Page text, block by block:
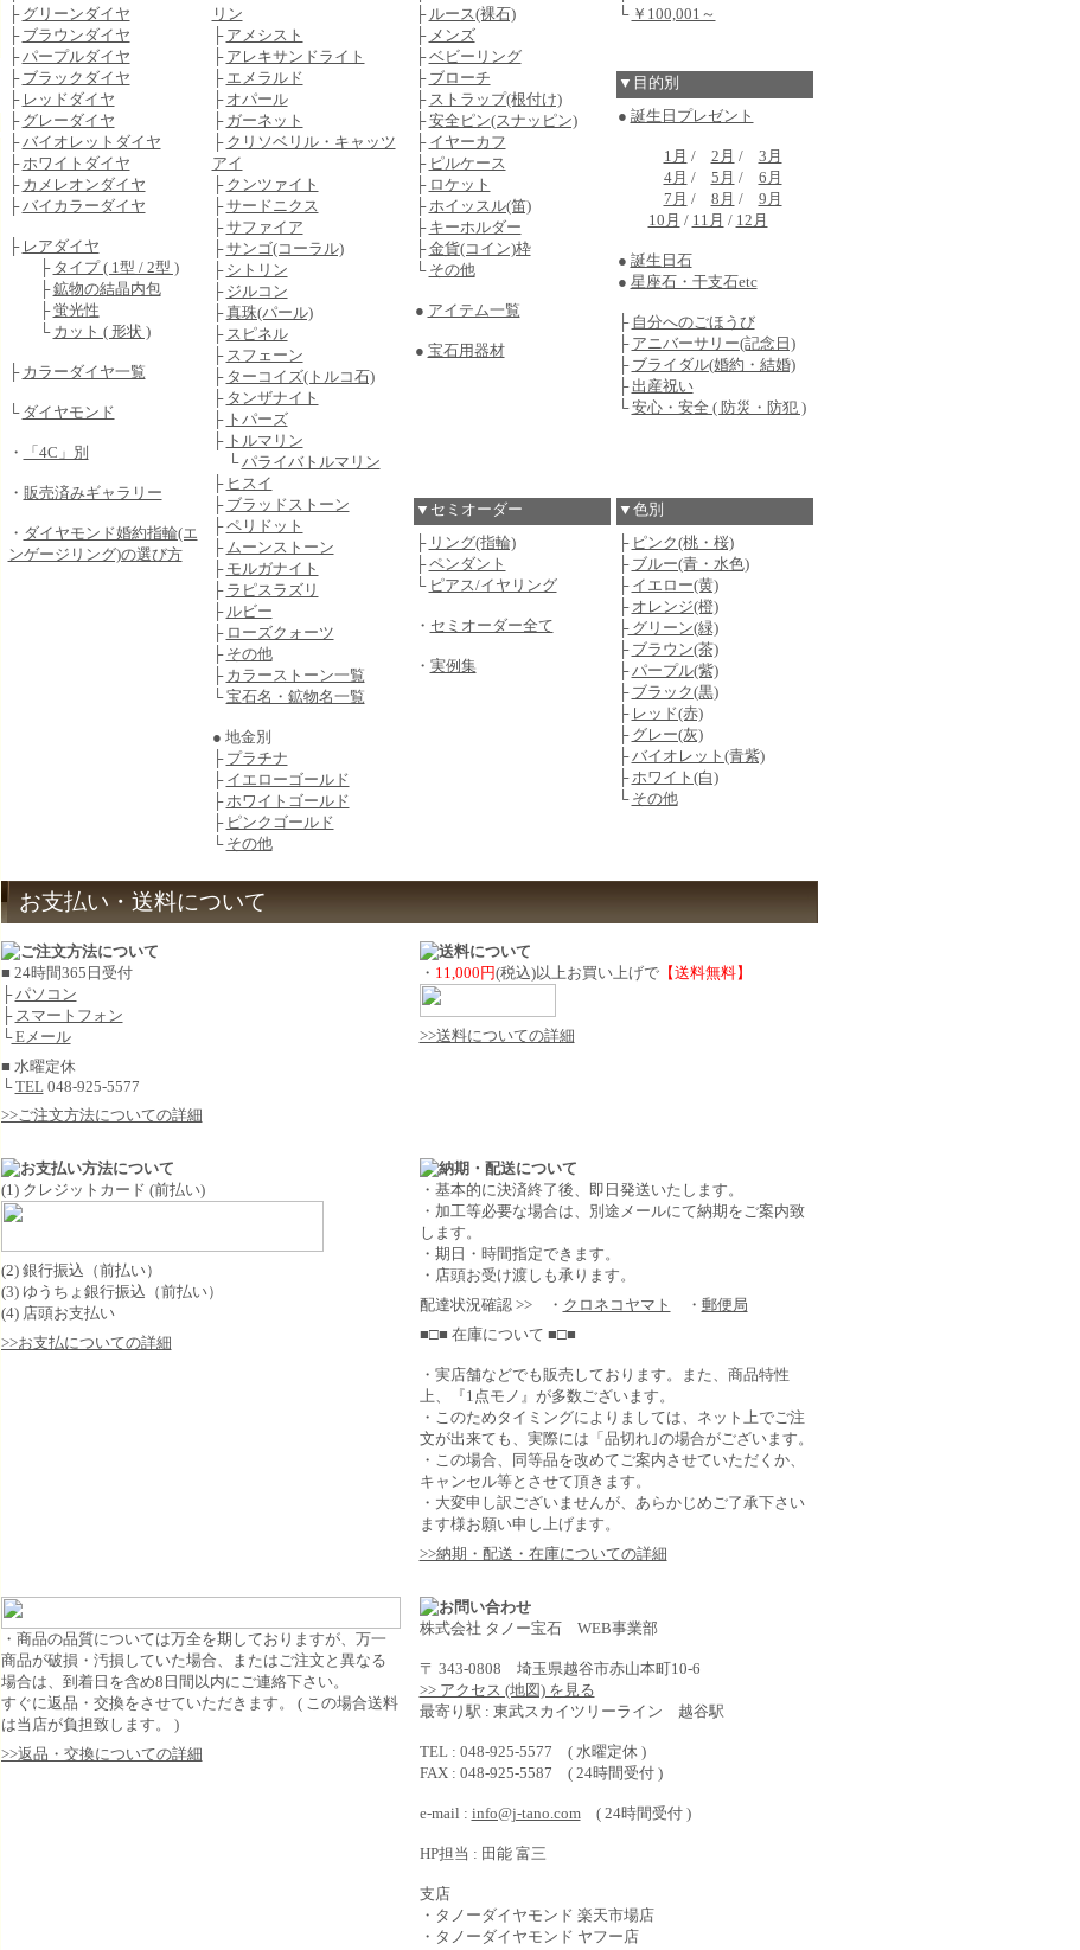
├ グリーンダイヤ
├ ブラウンダイヤ
├パープルダイヤ
├ ブラックダイヤ
├ レッドダイヤ
├ グレーダイヤ
├バイオレットダイヤ
├ホワイトダイヤ
├ カメレオンダイヤ
├バイカラーダイヤ
├ レアダイヤ
├ タイプ ( 1型 / 2型 )
├鉱物の結晶内包
├蛍光性
└ カット ( 形状 )
├ カラーダイヤ一覧
└ ダイヤモンド
・ 「4C」別
・ 販売済みギャラリー
・ ダイヤモンド婚約指輪(エ
ンゲージリング)の選び方
リン
├ アメシスト
├ アレキサンドライト
├ エメラルド
├ オパール
├ ガーネット
├ クリソベリル・キャッツ
アイ
├ クンツァイト
├サードニクス
├サファイア
├サンゴ(コーラル)
├ シトリン
├ ジルコン
├真珠(パール)
├ スピネル
├ スフェーン
├ ターコイズ(トルコ石)
├ タンザナイト
├ トパーズ
├ トルマリン
└パライバトルマリン
├ ヒスイ
├ ブラッドストーン
├ペリドット
├ ムーンストーン
├ モルガナイト
├ ラピスラズリ
├ ルビー
├ ローズクォーツ
├ その他
├ カラーストーン一覧
└宝石名・鉱物名一覧
● 地金別
├ プラチナ
├ イエローゴールド
├ホワイトゴールド
├ ピンクゴールド
└ その他
├ ルース(裸石)
├ メンズ
├ベビーリング
├ ブローチ
├ ストラップ(根付け)
├安全ピン(スナッピン)
├ イヤーカフ
├ ピルケース
├ ロケット
├ホイッスル(笛)
├ キーホルダー
├金貨(コイン)枠
└ その他
● アイテム一覧
● 宝石用器材
└ ￥100,001～
▼目的別
● 誕生日プレゼント
1月 / 2月 / 3月
4月 / 5月 / 6月
7月 / 8月 / 9月
10月 / 11月 / 12月
● 誕生日石
● 星座石・干支石etc
├ 自分へのごほうび
├ アニバーサリー(記念日)
├ ブライダル(婚約・結婚)
├出産祝い
└安心・安全 ( 防災・防犯 )
▼セミオーダー
▼色別
├ リング(指輪)
├ペンダント
└ ピアス/イヤリング
・ セミオーダー全て
・ 実例集
├ ピンク(桃・桜)
├ ブルー(青・水色)
├ イエロー(黄)
├ オレンジ(橙)
├グリーン(緑)
├ ブラウン(茶)
├パープル(紫)
├ ブラック(黒)
├ レッド(赤)
├ グレー(灰)
├バイオレット(青紫)
├ホワイト(白)
└ その他
お支払い・送料について
■ 24時間365日受付
├パソコン
├ スマートフォン
└Eメール
■ 水曜定休
└TEL 048-925-5577
>>ご注文方法についての詳細
・ 11,000円(税込)以上お買い上げで【送料無料】
>>送料についての詳細
(1) クレジットカード (前払い)
(2) 銀行振込（前払い）
(3) ゆうちょ銀行振込（前払い）
(4) 店頭お支払い
>>お支払についての詳細
・基本的に決済終了後、即日発送いたします。
・加工等必要な場合は、別途メールにて納期をご案内致
します。
・期日・時間指定できます。
・店頭お受け渡しも承ります。
配達状況確認 >> ・ クロネコヤマト ・ 郵便局
■□■ 在庫について ■□■
・実店舗などでも販売しております。また、商品特性
上、『1点モノ』が多数ございます。
・このためタイミングによりましては、ネット上でご注
文が出来ても、実際には「品切れ｣の場合がございます。
・この場合、同等品を改めてご案内させていただくか、
キャンセル等とさせて頂きます。
・大変申し訳ございませんが、あらかじめご了承下さい
ます様お願い申し上げます。
>>納期・配送・在庫についての詳細
・商品の品質については万全を期しておりますが、万一
商品が破損・汚損していた場合、またはご注文と異なる
場合は、到着日を含め8日間以内にご連絡下さい。
すぐに返品・交換をさせていただきます。 ( この場合送料
は当店が負担致します。 )
>>返品・交換についての詳細
株式会社 タノー宝石 WEB事業部
〒 343-0808 埼玉県越谷市赤山本町10-6
>> アクセス (地図) を見る
最寄り駅 : 東武スカイツリーライン 越谷駅
TEL : 048-925-5577 ( 水曜定休 )
FAX : 048-925-5587 ( 24時間受付 )
e-mail : info@j-tano.com( 24時間受付 )
HP担当 : 田能 富三
支店
・タノーダイヤモンド 楽天市場店
・タノーダイヤモンド ヤフー店